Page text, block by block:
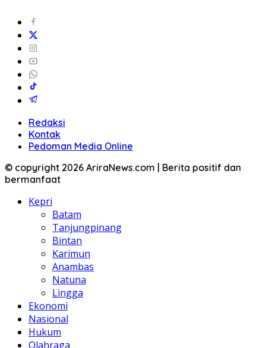
Redaksi
Kontak
Pedoman Media Online
© copyright 2026 AriraNews.com | Berita positif dan
bermanfaat
Kepri
Batam
Tanjungpinang
Bintan
Karimun
Anambas
Natuna
Lingga
Ekonomi
Nasional
Hukum
Olahraga